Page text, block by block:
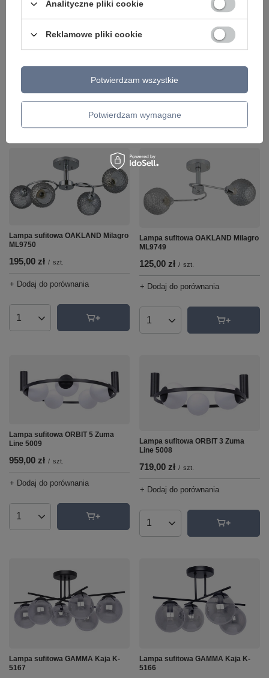
1 799,00 zł
Ilość produktów
Lampa sufitowa BIG WIDOW
Leuchten Direkt 14602-18
+ Dodaj do porównania
Ilość produktów
Lampa sufitowa OAKLAND Milagro
ML9750
195,00 zł / szt.
+ Dodaj do porównania
Ilość produktów
Lampa sufitowa OAKLAND Milagro
ML9749
125,00 zł / szt.
+ Dodaj do porównania
Ilość produktów
Lampa sufitowa ORBIT 5 Zuma
Line 5009
959,00 zł / szt.
+ Dodaj do porównania
Ilość produktów
Lampa sufitowa ORBIT 3 Zuma
Line 5008
719,00 zł / szt.
+ Dodaj do porównania
Ilość produktów
Lampa sufitowa GAMMA Kaja K-
5167
Lampa sufitowa GAMMA Kaja K-
5166
Analityczne pliki cookie
Reklamowe pliki cookie
Potwierdzam wymagane
Potwierdzam wszystkie